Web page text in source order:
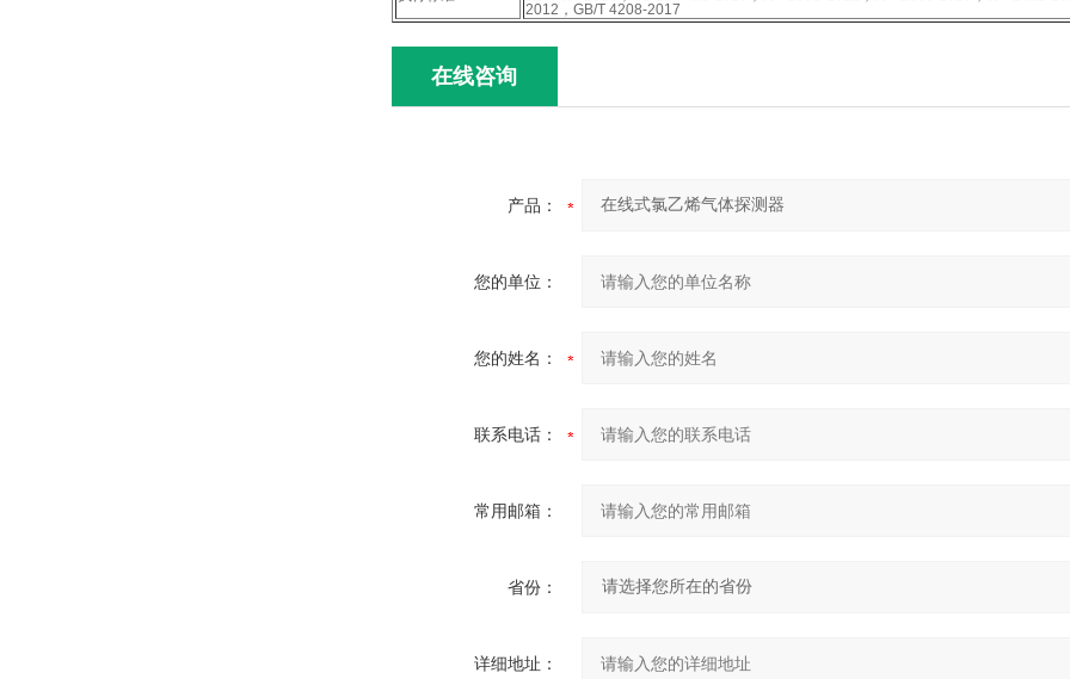
2012，GB/T 4208-2017
在线咨询
产品：
您的单位：
您的姓名：
联系电话：
常用邮箱：
省份：
详细地址：